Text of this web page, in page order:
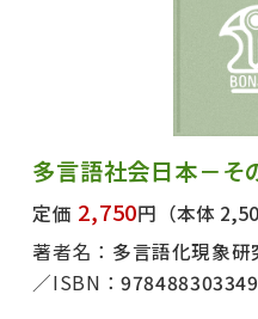
多言語社会日本－そ
定価 2,750円 （本体
著者名： 多言語化現象研
ISBN：